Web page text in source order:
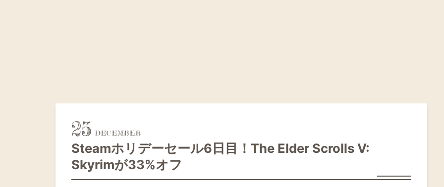
25
Steamホリデーセール6日目！The Elder Scrolls V:
Skyrimが33%オフ